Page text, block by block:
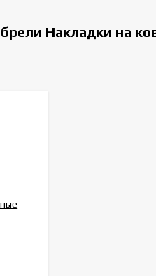
Накладки на